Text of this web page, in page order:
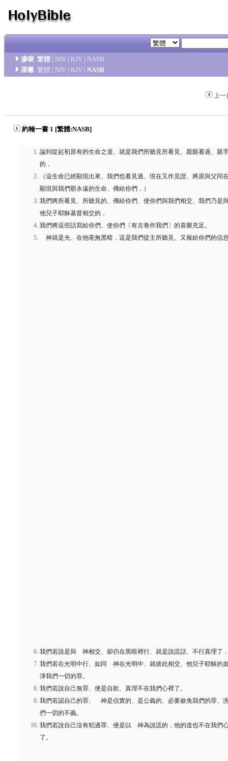
滲唳 繁體 | NIV | KJV | NASB
渠羲 繁體 | NIV | KJV | NASB
上
約翰一書 1 [繁體:NASB]
論到從起初原有的生命之道、就是我們所聽見所看見、親眼看過、親
的．
（這生命已經顯現出來、我們也看見過、現在又作見證、將原與父同
顯現與我們那永遠的生命、傳給你們．）
我們將所看見、所聽見的、傳給你們、使你們與我們相交、我們乃是
他兒子耶穌基督相交的．
我們將這些話寫給你們、使你們〔有古卷作我們〕的喜樂充足。
神就是光、在他亳無黑暗．這是我們從主所聽見、又報給你們的信
我們若說是與 神相交、卻仍在黑暗裡行、就是說謊話、不行真理了
我們若在光明中行、如同 神在光明中、就彼此相交、他兒子耶穌的
淨我們一切的罪。
我們若說自己無罪、便是自欺、真理不在我們心裡了。
我們若認自己的罪、 神是信實的、是公義的、必要赦免我們的罪、
們一切的不義。
我們若說自己沒有犯過罪、便是以 神為說謊的．他的道也不在我們
了。